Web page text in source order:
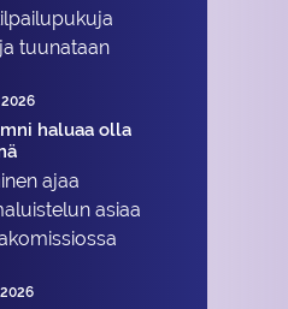
tuunataan
2026
haluaa olla
ajaa
asiaa